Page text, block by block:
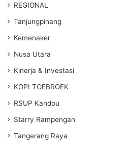
REGIONAL
Tanjungpinang
Kemenaker
Nusa Utara
Kinerja & Investasi
KOPI TOEBROEK
RSUP Kandou
Starry Rampengan
Tangerang Raya